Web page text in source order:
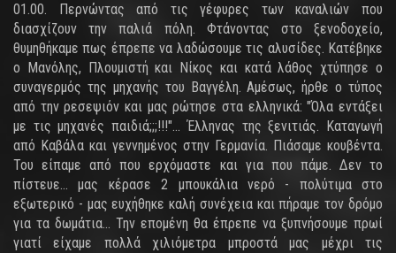
01.00. Περνώντας από τις γέφυρες των καναλιών που
διασχίζουν την παλιά πόλη. Φτάνοντας στο ξενοδοχείο,
θυμηθήκαμε πως έπρεπε να λαδώσουμε τις αλυσίδες. Κατέβηκε
ο Μανόλης, Πλουμιστή και Νίκος και κατά λάθος χτύπησε ο
συναγερμός της μηχανής του Βαγγέλη. Αμέσως, ήρθε ο τύπος
από την ρεσεψιόν και μας ρώτησε στα ελληνικά: "Όλα εντάξει
με τις μηχανές παιδιά;;;!!!"... Έλληνας της ξενιτιάς. Καταγωγή
από Καβάλα και γεννημένος στην Γερμανία. Πιάσαμε κουβέντα.
Του είπαμε από που ερχόμαστε και για που πάμε. Δεν το
πίστευε... μας κέρασε 2 μπουκάλια νερό - πολύτιμα στο
εξωτερικό - μας ευχήθηκε καλή συνέχεια και πήραμε τον δρόμο
για τα δωμάτια... Την επομένη θα έπρεπε να ξυπνήσουμε πρωί
γιατί είχαμε πολλά χιλιόμετρα μπροστά μας μέχρι τις